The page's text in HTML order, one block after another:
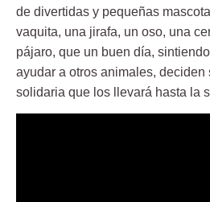
de divertidas y pequeñas
vaquita, una jirafa, un oso, una
pájaro, que un buen día,
ayudar a otros animales,
solidaria que los llevará hasta la